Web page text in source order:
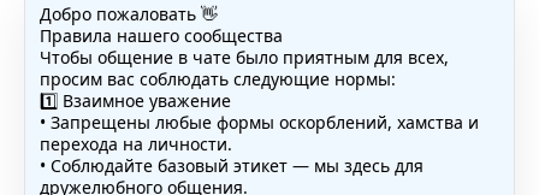
Добро пожаловать 👋
Правила нашего сообщества
Чтобы общение в чате было приятным для всех,
просим вас соблюдать следующие нормы:
1️⃣ Взаимное уважение
• Запрещены любые формы оскорблений, хамства и
перехода на личности.
• Соблюдайте базовый этикет — мы здесь для
дружелюбного общения.